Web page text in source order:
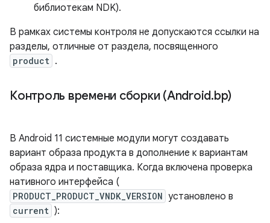
библиотекам NDK).
В рамках системы контроля не допускаются ссылки на
разделы, отличные от раздела, посвященного
product .
Контроль времени сборки (Android.bp)
В Android 11 системные модули могут создавать
вариант образа продукта в дополнение к вариантам
образа ядра и поставщика. Когда включена проверка
нативного интерфейса (
PRODUCT_PRODUCT_VNDK_VERSION установлено в
current ):